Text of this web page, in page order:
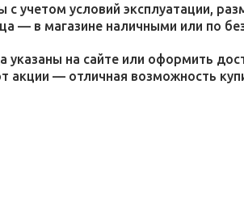
учетом условий эксплуатации,
— в магазине наличными или по
на сайте или оформить
акции — отличная возможность